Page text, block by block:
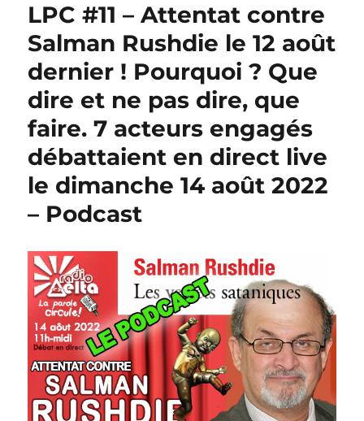
LPC #11 – Attentat contre
Salman Rushdie le 12 août
dernier ! Pourquoi ? Que
dire et ne pas dire, que
faire. 7 acteurs engagés
débattaient en direct live
le dimanche 14 août 2022
– Podcast